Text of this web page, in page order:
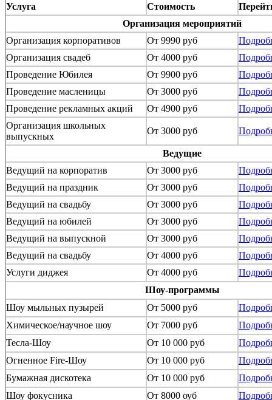
Услуга Стоимость
Организация мероприятий
Организация корпоративов
От 9990 руб
Организация свадеб
От 4000 руб
Проведение Юбилея
От 9900 руб
Проведение масленицы
От 3000 руб
Проведение рекламных акций
От 4900 руб
Организация школьных
выпускных
От 3000 руб
Ведущие
Ведущий на корпоратив
От 3000 руб
Ведущий на праздник
От 3000 руб
Ведущий на свадьбу
От 3000 руб
Ведущий на юбилей
От 3000 руб
Ведущий на выпускной
От 3000 руб
Ведущий на свадьбу
От 4000 руб
Услуги диджея
От 4000 руб
Шоу-программы
Шоу мыльных пузырей
От 5000 руб
Химическое/научное шоу
От 7000 руб
Тесла-Шоу
От 10 000 руб
Огненное Fire-Шоу
От 10 000 руб
Бумажная дискотека
От 10 000 руб
Шоу фокусника
От 8000 оуб